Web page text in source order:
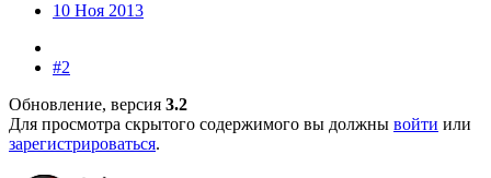
10 Ноя 2013
#2
Обновление, версия 3.2
Для просмотра скрытого содержимого вы должны войти или
зарегистрироваться.